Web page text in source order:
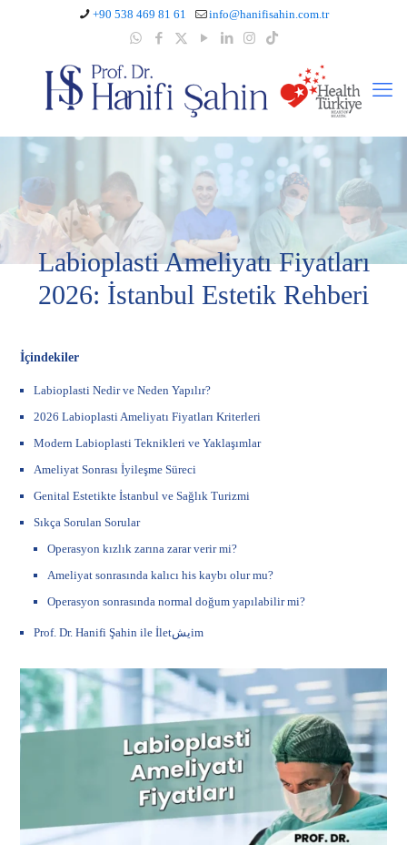
+90 538 469 81 61 info@hanifisahin.com.tr
Labioplasti Ameliyatı Fiyatları
2026: İstanbul Estetik Rehberi
İçindekiler
Labioplasti Nedir ve Neden Yapılır?
2026 Labioplasti Ameliyatı Fiyatları Kriterleri
Modern Labioplasti Teknikleri ve Yaklaşımlar
Ameliyat Sonrası İyileşme Süreci
Genital Estetikte İstanbul ve Sağlık Turizmi
Sıkça Sorulan Sorular
Operasyon kızlık zarına zarar verir mi?
Ameliyat sonrasında kalıcı his kaybı olur mu?
Operasyon sonrasında normal doğum yapılabilir mi?
Prof. Dr. Hanifi Şahin ile İletيشim